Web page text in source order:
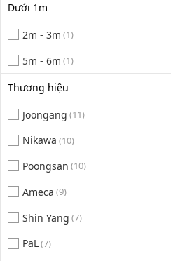
Dưới 1m
2m - 3m (1)
5m - 6m (1)
Thương hiệu
Joongang (11)
Nikawa (10)
Poongsan (10)
Ameca (9)
Shin Yang (7)
PaL(7)